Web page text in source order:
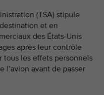
(TSA) stipule
et en
des États-Unis
après leur contrôle
tous les effets personnels
l’avion avant de passer